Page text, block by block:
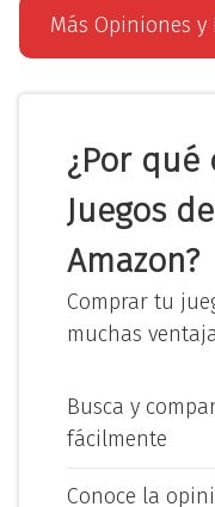
Más Opiniones y
¿Por
Juegos
Amazon?
Comprar tu
muchas
Busca y
fácilmente
Conoce la